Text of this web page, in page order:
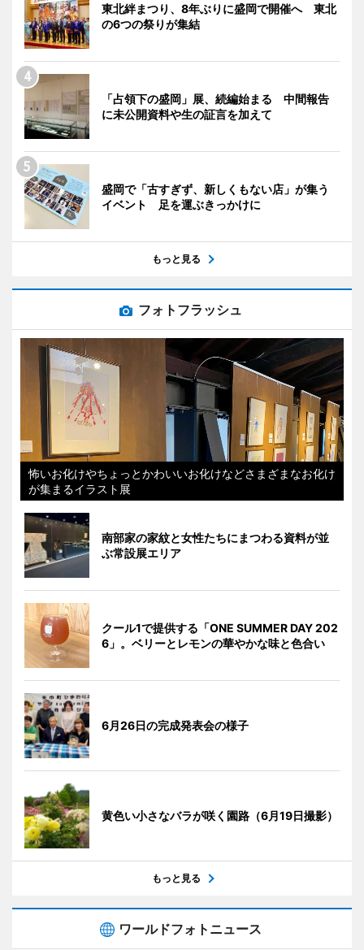
東北絆まつり、8年ぶりに盛岡で開催へ 東北
の6つの祭りが集結
「占領下の盛岡」展、続編始まる 中間報告
に未公開資料や生の証言を加えて
盛岡で「古すぎず、新しくもない店」が集う
イベント 足を運ぶきっかけに
もっと見る
フォトフラッシュ
怖いお化けやちょっとかわいいお化けなどさまざまなお化け
が集まるイラスト展
南部家の家紋と女性たちにまつわる資料が並
ぶ常設展エリア
クール1で提供する「ONE SUMMER DAY 202
6」。ベリーとレモンの華やかな味と色合い
6月26日の完成発表会の様子
黄色い小さなバラが咲く園路（6月19日撮影）
もっと見る
ワールドフォトニュース